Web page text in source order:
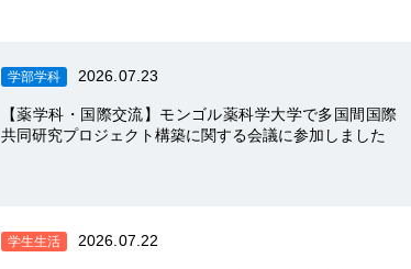
学部学科 2026.07.23
【薬学科・国際交流】モンゴル薬科学大学で多国間国際
共同研究プロジェクト構築に関する会議に参加しました
学生生活 2026.07.22